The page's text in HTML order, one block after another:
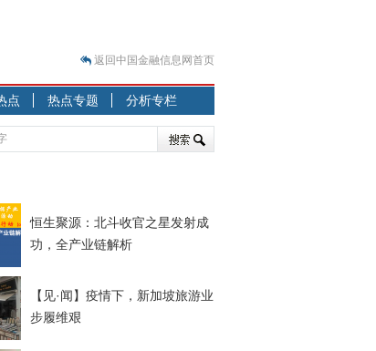
）
结构性失衡藏
）
返回中国金融信息网首页
点 热点专题 分析专栏
恒生聚源：北斗收官之星发射成
功，全产业链解析
【见·闻】疫情下，新加坡旅游业
步履维艰